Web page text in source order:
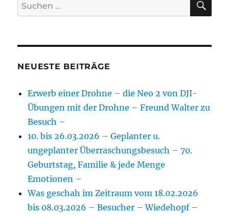
nach:
NEUESTE BEITRÄGE
Erwerb einer Drohne – die Neo 2 von DJI-
Übungen mit der Drohne – Freund Walter zu
Besuch –
10. bis 26.03.2026 – Geplanter u.
ungeplanter Überraschungsbesuch – 70.
Geburtstag, Familie & jede Menge
Emotionen –
Was geschah im Zeitraum vom 18.02.2026
bis 08.03.2026 – Besucher – Wiedehopf –